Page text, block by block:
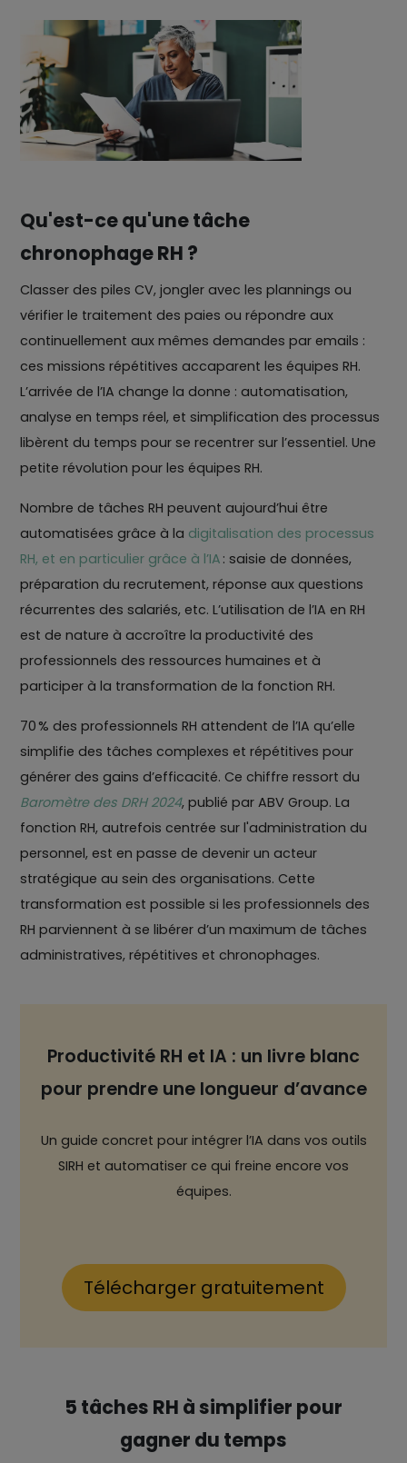
Qu'est-ce qu'une tâche
chronophage RH ?
Classer des piles CV, jongler avec les plannings ou
vérifier le traitement des paies ou répondre aux
continuellement aux mêmes demandes par emails :
ces missions répétitives accaparent les équipes RH.
L’arrivée de l’IA change la donne : automatisation,
analyse en temps réel, et simplification des processus
libèrent du temps pour se recentrer sur l’essentiel. Une
petite révolution pour les équipes RH.
Nombre de tâches RH peuvent aujourd’hui être
automatisées grâce à la digitalisation des processus
RH, et en particulier grâce à l’IA : saisie de données,
préparation du recrutement, réponse aux questions
récurrentes des salariés, etc. L’utilisation de l’IA en RH
est de nature à accroître la productivité des
professionnels des ressources humaines et à
participer à la transformation de la fonction RH.
70 % des professionnels RH attendent de l’IA qu’elle
simplifie des tâches complexes et répétitives pour
générer des gains d’efficacité. Ce chiffre ressort du
Baromètre des DRH 2024, publié par ABV Group. La
fonction RH, autrefois centrée sur l'administration du
personnel, est en passe de devenir un acteur
stratégique au sein des organisations. Cette
transformation est possible si les professionnels des
RH parviennent à se libérer d’un maximum de tâches
administratives, répétitives et chronophages.
Productivité RH et IA : un livre blanc
pour prendre une longueur d’avance
Un guide concret pour intégrer l’IA dans vos outils
SIRH et automatiser ce qui freine encore vos
équipes.
Télécharger gratuitement
5 tâches RH à simplifier pour
gagner du temps